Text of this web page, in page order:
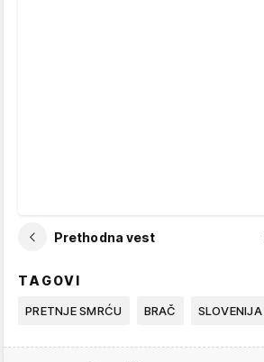
Prethodna vest
TAGOVI
PRETNJE SMRĆU BRAČ SLOVENIJA